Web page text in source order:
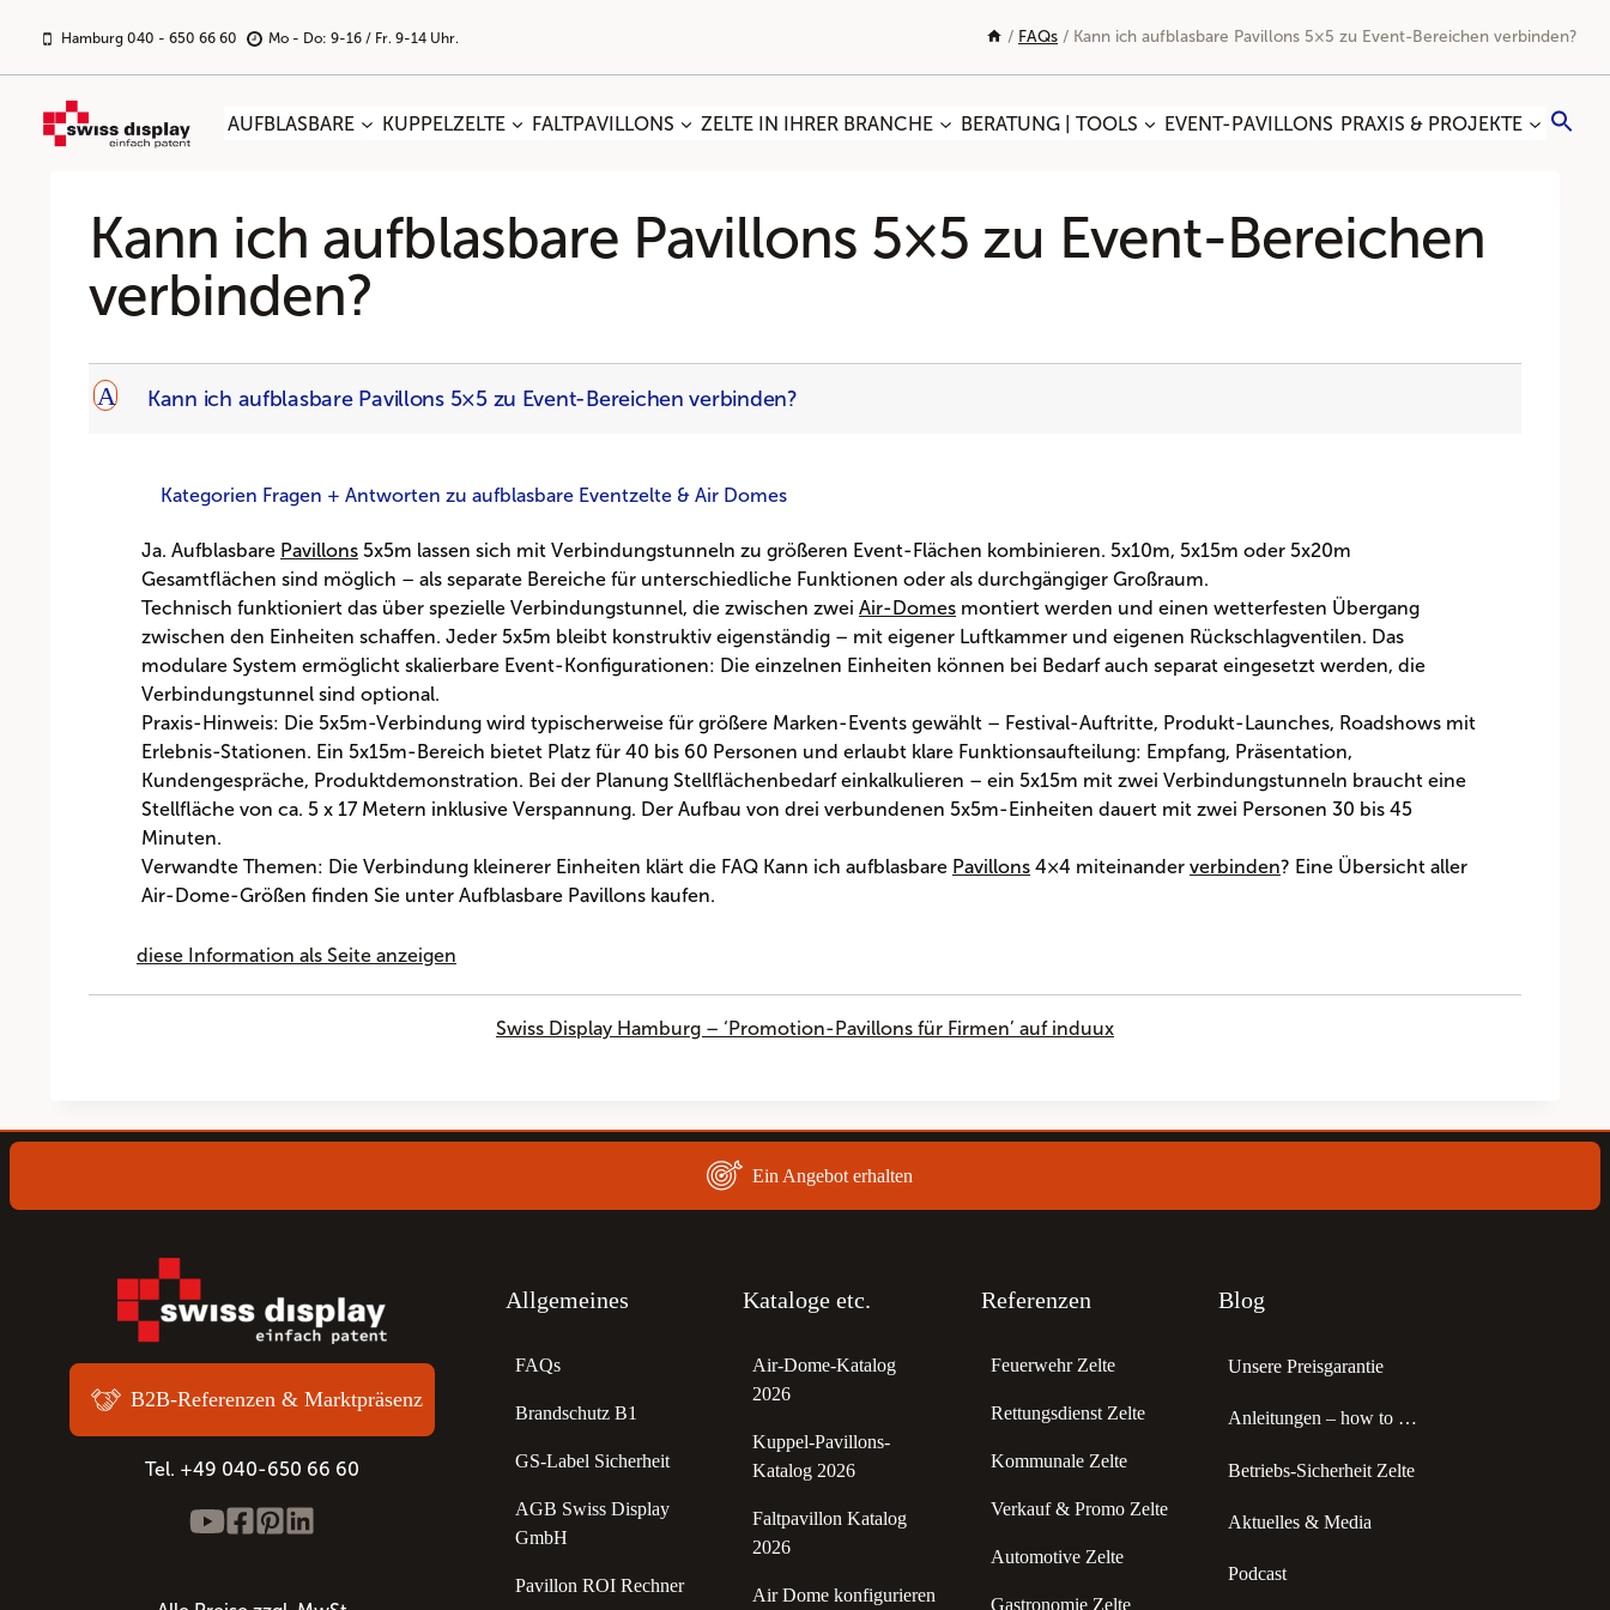
Inhalt
springen
Hamburg 040 - 650 66 60 Mo - Do: 9-16 / Fr. 9-14 Uhr. / FAQs / Kann ich aufblasbare Pavillons 5×5 zu Event-Bereichen verbinden?
AUFBLASBARE KUPPELZELTE FALTPAVILLONS ZELTE IN IHRER BRANCHE BERATUNG | TOOLS EVENT-PAVILLONS PRAXIS & PROJEKTE
Kann ich aufblasbare Pavillons 5×5 zu Event-Bereichen
verbinden?
A Kann ich aufblasbare Pavillons 5×5 zu Event-Bereichen verbinden?
Kategorien Fragen + Antworten zu aufblasbare Eventzelte & Air Domes
Ja. Aufblasbare Pavillons 5x5m lassen sich mit Verbindungstunneln zu größeren Event-Flächen kombinieren. 5x10m, 5x15m oder 5x20m
Gesamtflächen sind möglich – als separate Bereiche für unterschiedliche Funktionen oder als durchgängiger Großraum.
Technisch funktioniert das über spezielle Verbindungstunnel, die zwischen zwei Air-Domes montiert werden und einen wetterfesten Übergang
zwischen den Einheiten schaffen. Jeder 5x5m bleibt konstruktiv eigenständig – mit eigener Luftkammer und eigenen Rückschlagventilen. Das
modulare System ermöglicht skalierbare Event-Konfigurationen: Die einzelnen Einheiten können bei Bedarf auch separat eingesetzt werden, die
Verbindungstunnel sind optional.
Praxis-Hinweis: Die 5x5m-Verbindung wird typischerweise für größere Marken-Events gewählt – Festival-Auftritte, Produkt-Launches, Roadshows mit
Erlebnis-Stationen. Ein 5x15m-Bereich bietet Platz für 40 bis 60 Personen und erlaubt klare Funktionsaufteilung: Empfang, Präsentation,
Kundengespräche, Produktdemonstration. Bei der Planung Stellflächenbedarf einkalkulieren – ein 5x15m mit zwei Verbindungstunneln braucht eine
Stellfläche von ca. 5 x 17 Metern inklusive Verspannung. Der Aufbau von drei verbundenen 5x5m-Einheiten dauert mit zwei Personen 30 bis 45
Minuten.
Verwandte Themen: Die Verbindung kleinerer Einheiten klärt die FAQ Kann ich aufblasbare Pavillons 4×4 miteinander verbinden? Eine Übersicht aller
Air-Dome-Größen finden Sie unter Aufblasbare Pavillons kaufen.
diese Information als Seite anzeigen
Swiss Display Hamburg – ‘Promotion-Pavillons für Firmen’ auf induux
Ein Angebot erhalten
B2B-Referenzen & Marktpräsenz
Tel. +49 040-650 66 60
Allgemeines
FAQs
Brandschutz B1
GS-Label Sicherheit
AGB Swiss Display
GmbH
Pavillon ROI Rechner
Kataloge etc.
Air-Dome-Katalog
2026
Kuppel-Pavillons-
Katalog 2026
Faltpavillon Katalog
2026
Air Dome konfigurieren
Referenzen
Feuerwehr Zelte
Rettungsdienst Zelte
Kommunale Zelte
Verkauf & Promo Zelte
Automotive Zelte
Gastronomie Zelte
Blog
Unsere Preisgarantie
Anleitungen – how to …
Betriebs-Sicherheit Zelte
Aktuelles & Media
Podcast